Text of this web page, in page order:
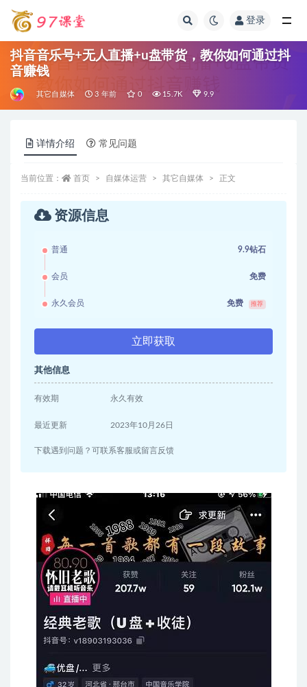
登录
抖音音乐号+无人直播+u盘带货，教你如何通过抖
音赚钱
其它自媒体 3 年前 0 15.7K 9.9
详情介绍 常见问题
当前位置： 首页 自媒体运营 其它自媒体 正文
资源信息
普通 9.9钻石
会员 免费
永久会员 免费 推荐
立即获取
其他信息
有效期 永久有效
最近更新 2023年10月26日
下载遇到问题？可联系客服或留言反馈